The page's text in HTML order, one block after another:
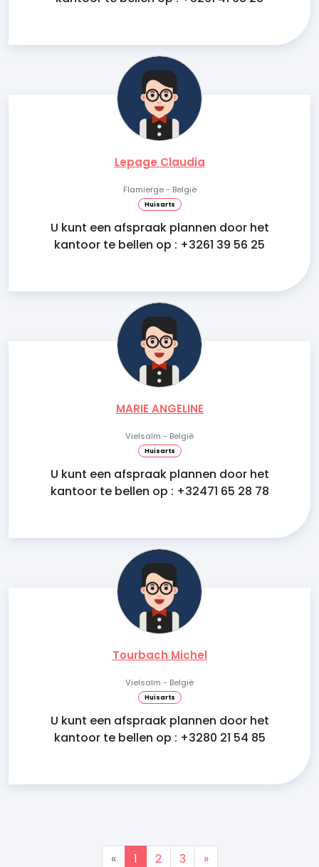
Lepage Claudia
Flamierge - België
Huisarts
U kunt een afspraak plannen door het
kantoor te bellen op : +3261 39 56 25
MARIE ANGELINE
Vielsalm - België
Huisarts
U kunt een afspraak plannen door het
kantoor te bellen op : +32471 65 28 78
Tourbach Michel
Vielsalm - België
Huisarts
U kunt een afspraak plannen door het
kantoor te bellen op : +3280 21 54 85
« 1 2 3 »